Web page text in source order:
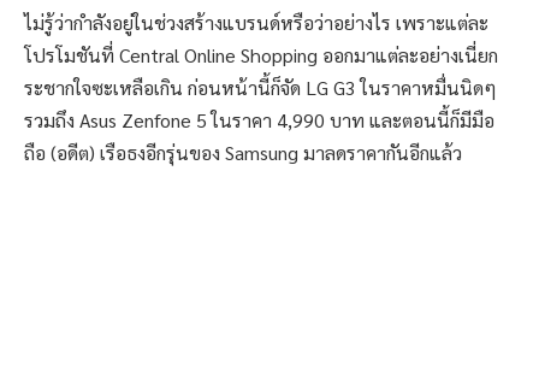
ไม่รู้ว่ากำลังอยู่ในช่วงสร้างแบรนด์หรือว่าอย่างไร เพราะแต่ละ
โปรโมชันที่ Central Online Shopping ออกมาแต่ละอย่างเนี่ยก
ระชากใจซะเหลือเกิน ก่อนหน้านี้ก็จัด LG G3 ในราคาหมื่นนิดๆ
รวมถึง Asus Zenfone 5 ในราคา 4,990 บาท และตอนนี้ก็มีมือ
ถือ (อดีต) เรือธงอีกรุ่นของ Samsung มาลดราคากันอีกแล้ว